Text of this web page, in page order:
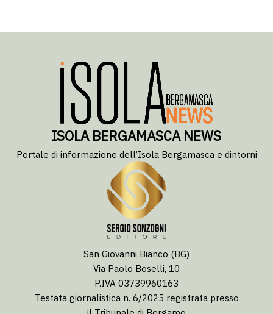
ISOLA BERGAMASCA NEWS
Portale di informazione dell’Isola Bergamasca e dintorni
San Giovanni Bianco (BG)
Via Paolo Boselli, 10
P.IVA 03739960163
Testata giornalistica n. 6/2025 registrata presso